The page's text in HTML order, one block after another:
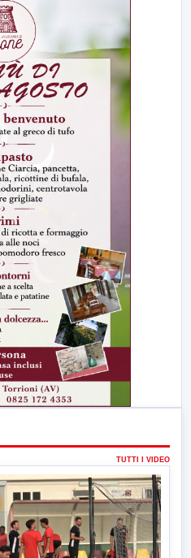
TUTTI I VIDEO